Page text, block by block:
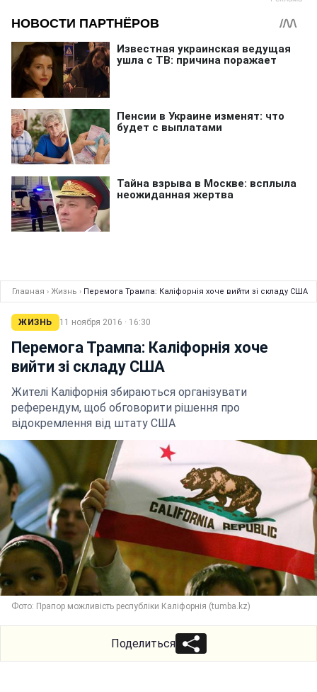
Главная › Жизнь › Перемога Трампа: Каліфорнія хоче вийти зі складу США
ЖИЗНЬ 11 ноября 2016 · 16:30
Перемога Трампа: Каліфорнія хоче
вийти зі складу США
Жителі Каліфорнія збираються організувати
референдум, щоб обговорити рішення про
відокремлення від штату США
Фото: Прапор можливість республіки Каліфорнія (tumba.kz)
Поделиться